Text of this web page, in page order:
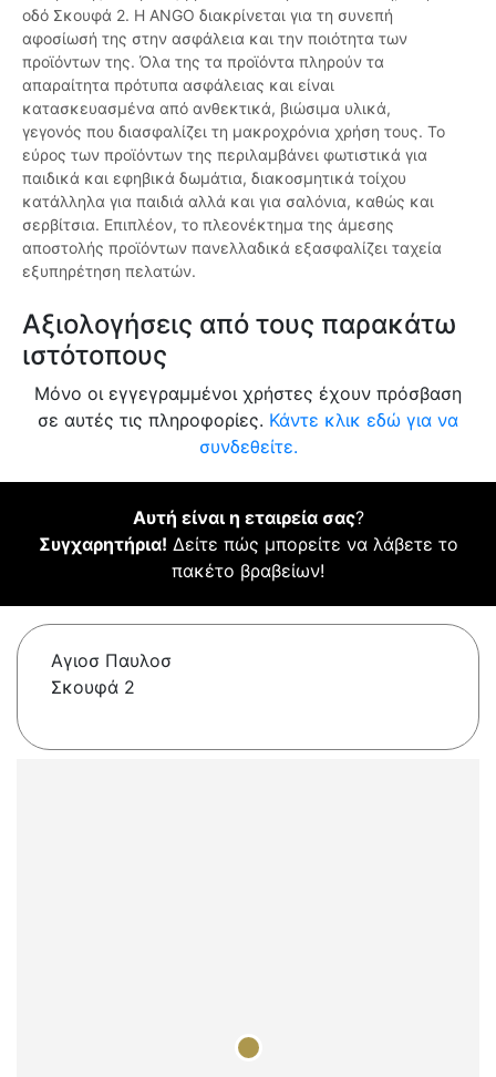
οδό Σκουφά 2. Η ANGO διακρίνεται για τη συνεπή
αφοσίωσή της στην ασφάλεια και την ποιότητα των
προϊόντων της. Όλα της τα προϊόντα πληρούν τα
απαραίτητα πρότυπα ασφάλειας και είναι
κατασκευασμένα από ανθεκτικά, βιώσιμα υλικά,
γεγονός που διασφαλίζει τη μακροχρόνια χρήση τους. Το
εύρος των προϊόντων της περιλαμβάνει φωτιστικά για
παιδικά και εφηβικά δωμάτια, διακοσμητικά τοίχου
κατάλληλα για παιδιά αλλά και για σαλόνια, καθώς και
σερβίτσια. Επιπλέον, το πλεονέκτημα της άμεσης
αποστολής προϊόντων πανελλαδικά εξασφαλίζει ταχεία
εξυπηρέτηση πελατών.
Αξιολογήσεις από τους παρακάτω
ιστότοπους
Μόνο οι εγγεγραμμένοι χρήστες έχουν πρόσβαση
σε αυτές τις πληροφορίες. Κάντε κλικ εδώ για να
συνδεθείτε.
Αυτή είναι η εταιρεία σας?
Συγχαρητήρια! Δείτε πώς μπορείτε να λάβετε το
πακέτο βραβείων!
Αγιοσ Παυλοσ
Σκουφά 2